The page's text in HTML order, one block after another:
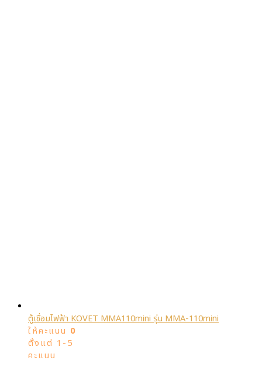
ตู้เชื่อมไฟฟ้า KOVET MMA110mini รุ่น MMA-110mini
ให้คะแนน 0
ตั้งแต่ 1-5
คะแนน